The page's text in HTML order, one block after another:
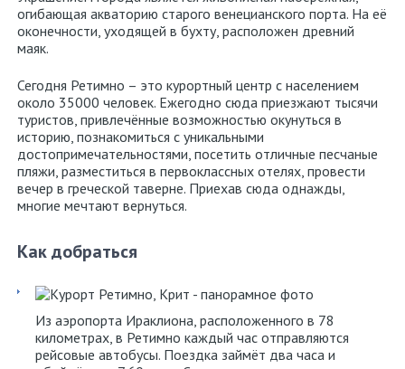
Аттика
Салоники
Крит
Родос
Кос
Корфу
Аренда
авто
в
Греции
огибающая акваторию старого венецианского порта. На её
оконечности, уходящей в бухту, расположен древний
маяк.
Сегодня Ретимно – это курортный центр с населением
около 35000 человек. Ежегодно сюда приезжают тысячи
туристов, привлечённые возможностью окунуться в
историю, познакомиться с уникальными
достопримечательностями, посетить отличные песчаные
пляжи, разместиться в первоклассных отелях, провести
вечер в греческой таверне. Приехав сюда однажды,
многие мечтают вернуться.
Как добраться
Из аэропорта Ираклиона, расположенного в 78
километрах, в Ретимно каждый час отправляются
рейсовые автобусы. Поездка займёт два часа и